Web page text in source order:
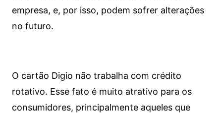
empresa, e, por isso, podem sofrer alterações
no futuro.
O cartão Digio não trabalha com crédito
rotativo. Esse fato é muito atrativo para os
consumidores, principalmente aqueles que